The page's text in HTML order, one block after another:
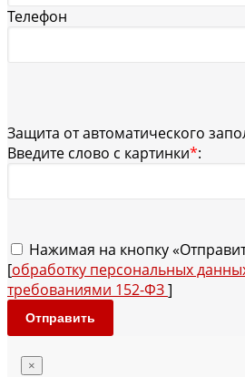
Телефон
Защита от автоматического
Введите слово с картинки*:
Нажимая на кнопку
[обработку персональных
требованиями 152-ФЗ]
Отправить
×